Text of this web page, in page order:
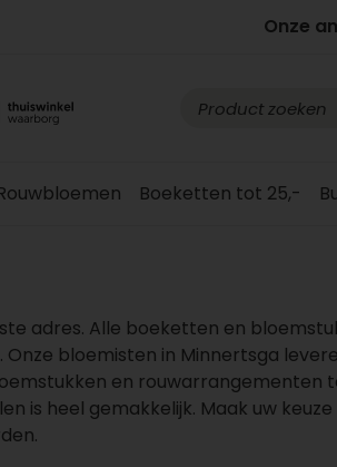
Onze
Boeketten tot 25,-
adres. Alle boeketten en
bloemisten in Minnertsga
en rouwarrangementen
is heel gemakkelijk. Maak uw keuze